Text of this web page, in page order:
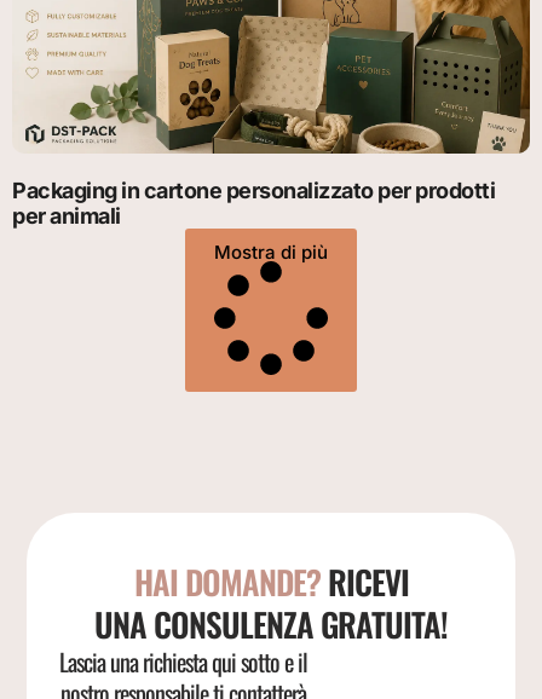
Packaging in cartone personalizzato per prodotti
per animali
Mostra di più
HAI DOMANDE?RICEVI
UNA CONSULENZA GRATUITA!
Lascia una richiesta qui sotto e il